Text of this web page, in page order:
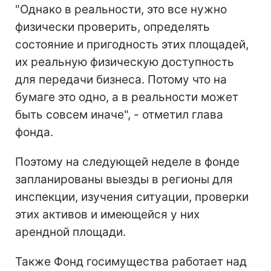
"Однако в реальности, это все нужно
физически проверить, определять
состояние и пригодность этих площадей,
их реальную физическую доступность
для передачи бизнеса. Потому что на
бумаге это одно, а в реальности может
быть совсем иначе", - отметил глава
фонда.
Поэтому на следующей неделе в фонде
запланированы выезды в регионы для
инспекции, изучения ситуации, проверки
этих активов и имеющейся у них
арендной площади.
Также Фонд госимущества работает над